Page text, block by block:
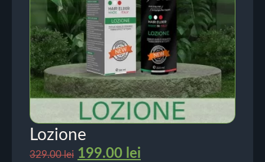
Lozione
329.00lei 199.00 lei